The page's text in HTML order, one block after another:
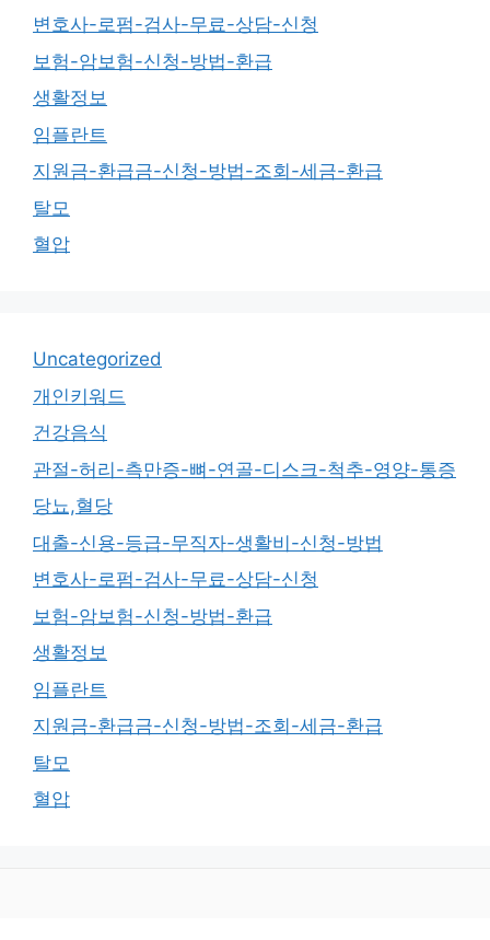
변호사-로펌-검사-무료-상담-신청
보험-암보험-신청-방법-환급
생활정보
임플란트
지원금-환급금-신청-방법-조회-세금-환급
탈모
혈압
Uncategorized
개인키워드
건강음식
관절-허리-측만증-뼈-연골-디스크-척추-영양-통증
당뇨,혈당
대출-신용-등급-무직자-생활비-신청-방법
변호사-로펌-검사-무료-상담-신청
보험-암보험-신청-방법-환급
생활정보
임플란트
지원금-환급금-신청-방법-조회-세금-환급
탈모
혈압